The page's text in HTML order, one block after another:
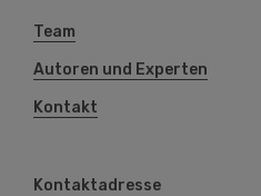
Team
Autoren und Experten
Kontakt
Kontaktadresse